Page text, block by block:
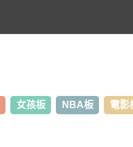
女孩板 NBA板 電影